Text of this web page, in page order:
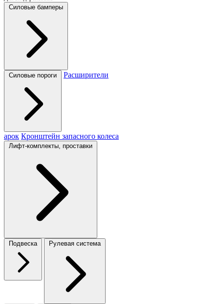
Силовые бамперы
Силовые пороги Расширители
арок Кронштейн запасного колеса
Лифт-комплекты, проставки
Подвеска Рулевая система